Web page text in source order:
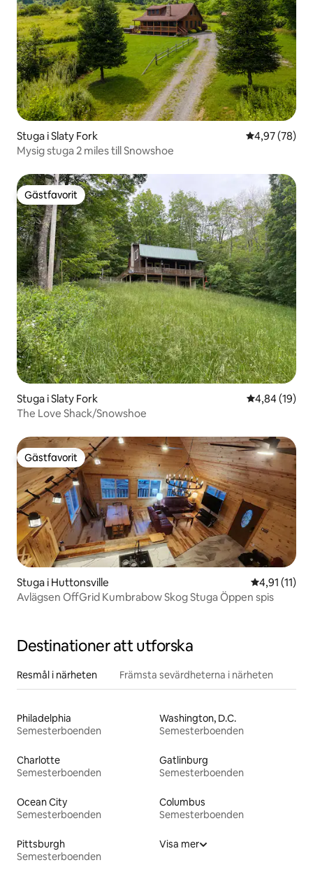
Stuga i Slaty Fork 4,97 av 5 i
4,97 (78)
Mysig stuga 2 miles till Snowshoe
Gästfavorit
Gästfavorit
Stuga i Slaty Fork 4,84 av 5 i
4,84 (19)
The Love Shack/Snowshoe
Gästfavorit
Gästfavorit
Stuga i Huttonsville 4,91 av 5 i
4,91 (11)
Avlägsen OffGrid Kumbrabow Skog Stuga Öppen spis
Destinationer att utforska
Resmål i närheten Främsta sevärdheterna i närheten
Philadelphia
Semesterboenden
Washington, D.C.
Semesterboenden
Charlotte
Semesterboenden
Gatlinburg
Semesterboenden
Ocean City
Semesterboenden
Columbus
Semesterboenden
Pittsburgh
Semesterboenden
Visa mer